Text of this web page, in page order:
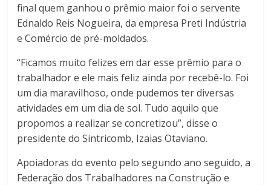
final quem ganhou o prêmio maior foi o servente
Ednaldo Reis Nogueira, da empresa Preti Indústria
e Comércio de pré-moldados.
“Ficamos muito felizes em dar esse prêmio para o
trabalhador e ele mais feliz ainda por recebê-lo. Foi
um dia maravilhoso, onde pudemos ter diversas
atividades em um dia de sol. Tudo aquilo que
propomos a realizar se concretizou”, disse o
presidente do Sintricomb, Izaias Otaviano.
Apoiadoras do evento pelo segundo ano seguido, a
Federação dos Trabalhadores na Construção e